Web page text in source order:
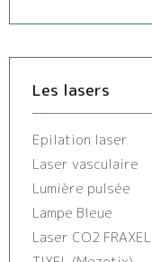
Les lasers
Epilation laser
Laser vasculaire
Lumière pulsée
Lampe Bleue
Laser CO2 FRAXEL